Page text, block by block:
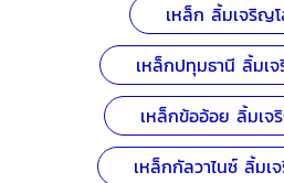
เหล็ก ลิ้มเจริญ
เหล็กปทุมธานี ลิ้มเ
เหล็กข้ออ้อย ลิ้มเจ
เหล็กกัลวาไนซ์ ลิ้มเ